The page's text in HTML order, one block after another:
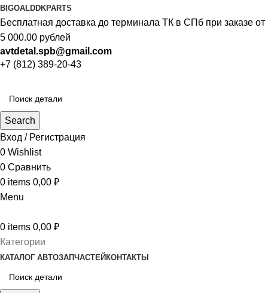
BIGOALDDKPARTS
Бесплатная доставка до терминала ТК в СПб при заказе от
5 000.00 рублей
avtdetal.spb@gmail.com
+7 (812) 389-20-43
Search
Вход / Регистрация
0 Wishlist
0 Сравнить
0 items 0,00 ₽
Menu
0 items 0,00 ₽
Категории
КАТАЛОГ АВТОЗАПЧАСТЕЙ КОНТАКТЫ